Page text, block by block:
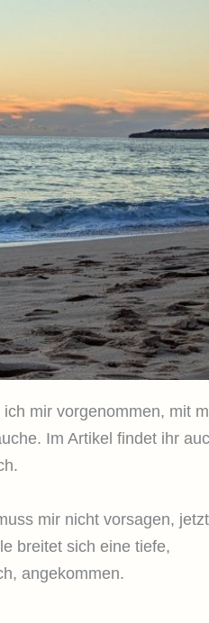
mir vorgenommen, mit
Im Artikel findet ihr
mir nicht vorsagen,
breitet sich eine tiefe,
angekommen.